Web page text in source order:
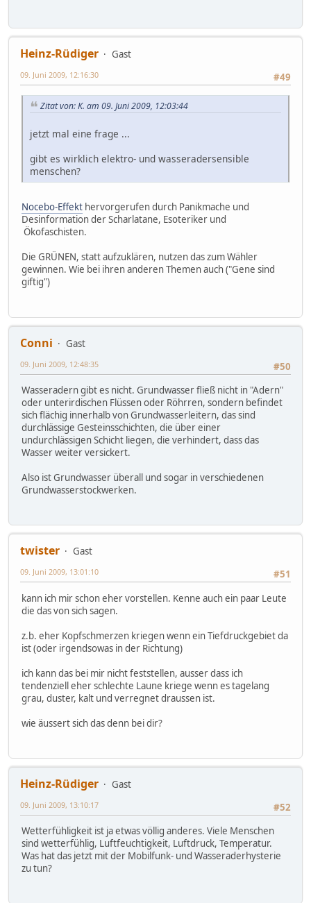
Heinz-Rüdiger
Gast
#49
09. Juni 2009, 12:16:30
Zitat von: K. am 09. Juni 2009, 12:03:44
jetzt mal eine frage ...
gibt es wirklich elektro- und wasseradersensible
menschen?
Nocebo-Effekt hervorgerufen durch Panikmache und
Desinformation der Scharlatane, Esoteriker und
Ökofaschisten.
Die GRÜNEN, statt aufzuklären, nutzen das zum Wähler
gewinnen. Wie bei ihren anderen Themen auch ("Gene sind
giftig")
Conni
Gast
#50
09. Juni 2009, 12:48:35
Wasseradern gibt es nicht. Grundwasser fließ nicht in "Adern"
oder unterirdischen Flüssen oder Röhrren, sondern befindet
sich flächig innerhalb von Grundwasserleitern, das sind
durchlässige Gesteinsschichten, die über einer
undurchlässigen Schicht liegen, die verhindert, dass das
Wasser weiter versickert.
Also ist Grundwasser überall und sogar in verschiedenen
Grundwasserstockwerken.
twister
Gast
#51
09. Juni 2009, 13:01:10
kann ich mir schon eher vorstellen. Kenne auch ein paar Leute
die das von sich sagen.
z.b. eher Kopfschmerzen kriegen wenn ein Tiefdruckgebiet da
ist (oder irgendsowas in der Richtung)
ich kann das bei mir nicht feststellen, ausser dass ich
tendenziell eher schlechte Laune kriege wenn es tagelang
grau, duster, kalt und verregnet draussen ist.
wie äussert sich das denn bei dir?
Heinz-Rüdiger
Gast
#52
09. Juni 2009, 13:10:17
Wetterfühligkeit ist ja etwas völlig anderes. Viele Menschen
sind wetterfühlig, Luftfeuchtigkeit, Luftdruck, Temperatur.
Was hat das jetzt mit der Mobilfunk- und Wasseraderhysterie
zu tun?